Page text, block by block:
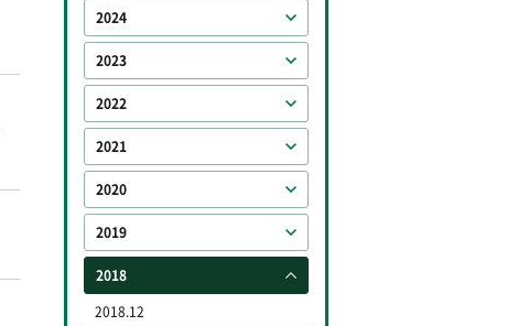
2024
2023
2022
2021
2020
2019
2018
2018.12